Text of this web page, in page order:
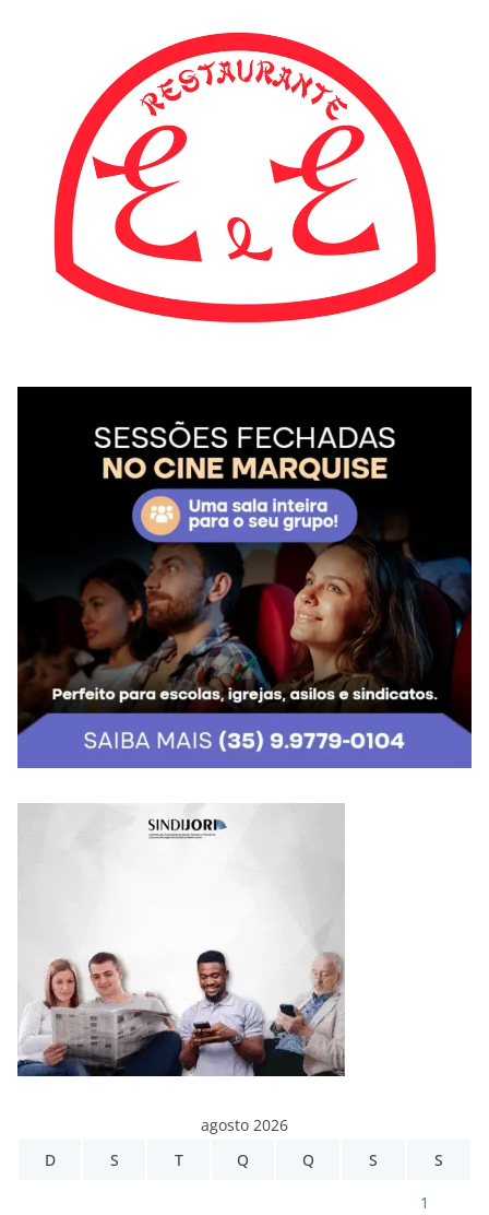
agosto 2026
D
S T Q Q S S
1